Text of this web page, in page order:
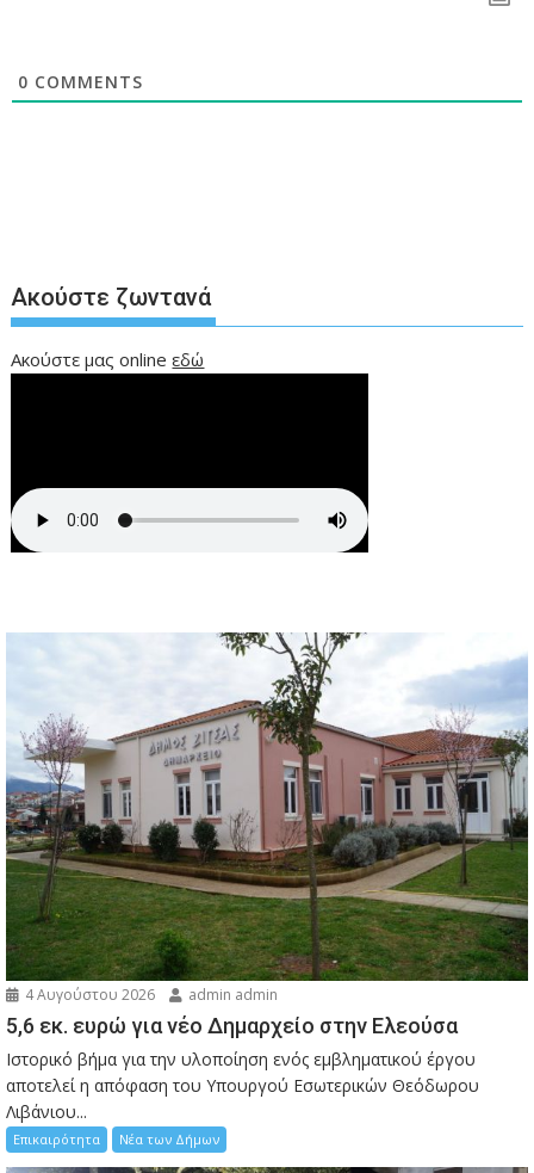
0 COMMENTS
Ακούστε ζωντανά
Ακούστε μας onlineεδώ
4 Αυγούστου 2026 admin admin
5,6 εκ. ευρώ για νέο Δημαρχείο στην Ελεούσα
Ιστορικό βήμα για την υλοποίηση ενός εμβληματικού έργου
αποτελεί η απόφαση του Υπουργού Εσωτερικών Θεόδωρου
Λιβάνιου...
Επικαιρότητα Νέα των Δήμων